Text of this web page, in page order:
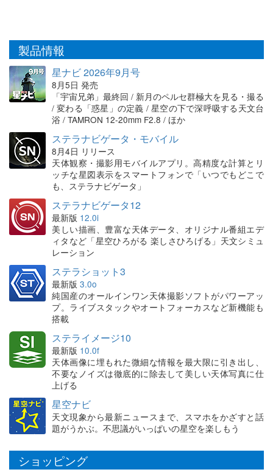
製品情報
星ナビ 2026年9月号
8月5日 発売
「宇宙兄弟」最終回 / 新月のペルセ群極大を見る・撮る
/ 変わる「惑星」の定義 / 星空の下で深呼吸する天文台
浴 / TAMRON 12-20mm F2.8 / ほか
ステラナビゲータ・モバイル
8月4日 リリース
天体観察・撮影用モバイルアプリ。高精度な計算とリ
ッチな星図表示をスマートフォンで「いつでもどこで
も、ステラナビゲータ」
ステラナビゲータ12
最新版 12.0i
美しい描画、豊富な天体データ、オリジナル番組エデ
ィタなど「星空ひろがる 楽しさひろげる」天文シミュ
レーション
ステラショット3
最新版 3.0o
純国産のオールインワン天体撮影ソフトがパワーアッ
プ。ライブスタックやオートフォーカスなど新機能も
搭載
ステライメージ10
最新版 10.0f
天体画像に埋もれた微細な情報を最大限に引き出し、
不要なノイズは徹底的に除去して美しい天体写真に仕
上げる
星空ナビ
天文現象から最新ニュースまで、スマホをかざすと話
題がうかぶ。不思議がいっぱいの星空を楽しもう
ショッピング